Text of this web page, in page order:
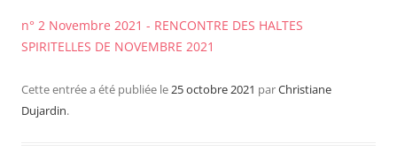
n° 2 Novembre 2021 - RENCONTRE DES HALTES
SPIRITELLES DE NOVEMBRE 2021
Cette entrée a été publiée le25 octobre 2021 parChristiane
Dujardin.